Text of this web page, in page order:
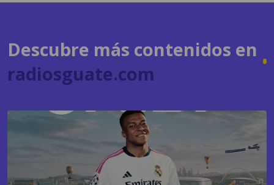
Descubre más contenidos en
radiosguate.com